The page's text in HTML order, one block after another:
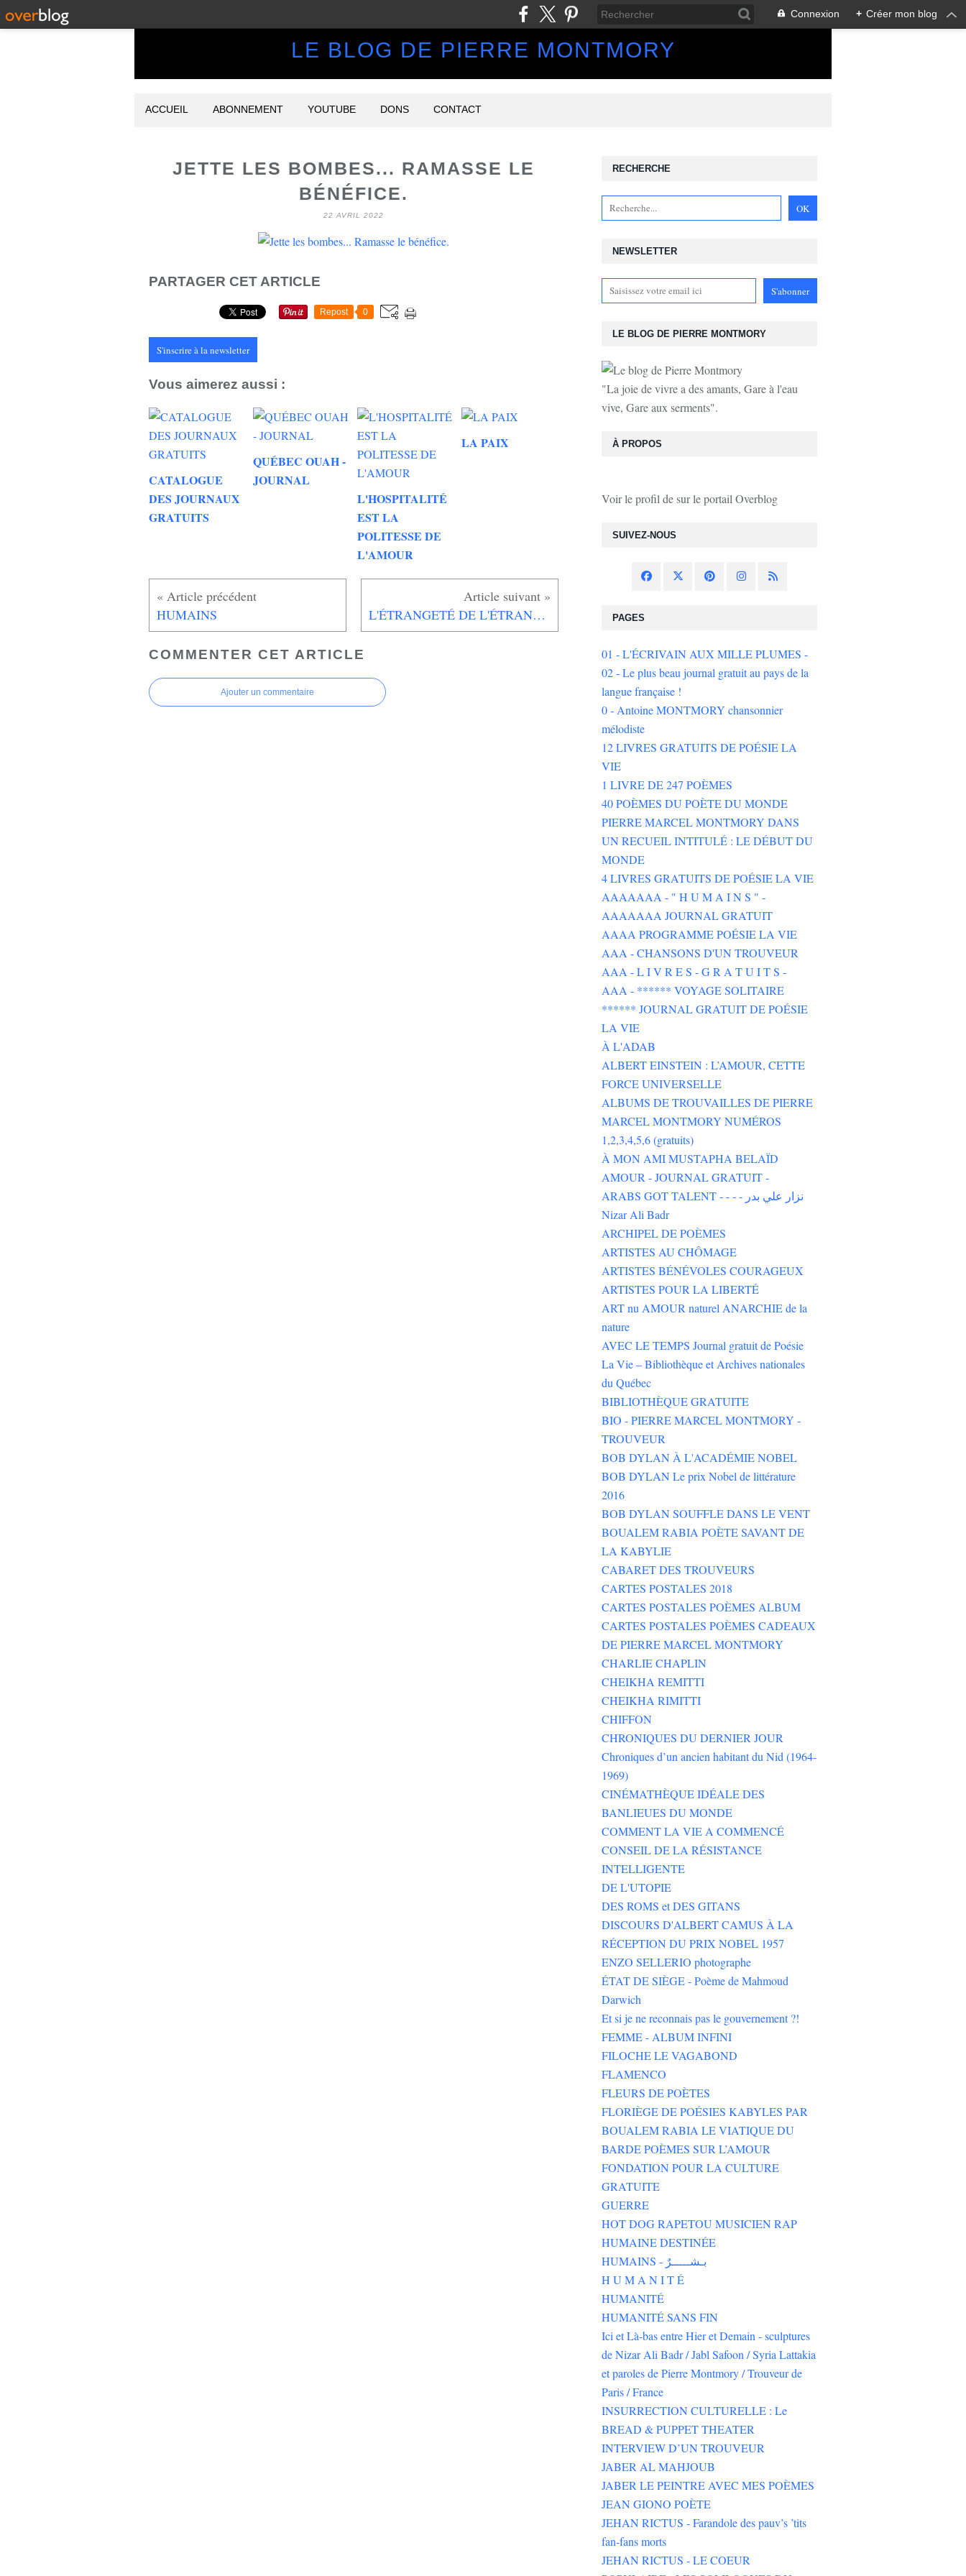
Connexion + Créer mon blog
LE BLOG DE PIERRE MONTMORY
ACCUEIL ABONNEMENT YOUTUBE DONS CONTACT
JETTE LES BOMBES... RAMASSE LE
BÉNÉFICE.
22 AVRIL 2022
PARTAGER CET ARTICLE
Repost 0
S'inscrire à la newsletter
Vous aimerez aussi :
CATALOGUE
DES JOURNAUX
GRATUITS
QUÉBEC OUAH -
JOURNAL
L'HOSPITALITÉ
EST LA
POLITESSE DE
L'AMOUR
LA PAIX
HUMAINS L'ÉTRANGETÉ DE L'ÉTRANGER
COMMENTER CET ARTICLE
Ajouter un commentaire
NEWSLETTER
SUIVEZ-NOUS
RECHERCHE
LE BLOG DE PIERRE MONTMORY
"La joie de vivre a des amants, Gare à l'eau
vive, Gare aux serments".
À PROPOS
Voir le profil desur le portail Overblog
PAGES
01 - L'ÉCRIVAIN AUX MILLE PLUMES -
02 - Le plus beau journal gratuit au pays de la
langue française !
0 - Antoine MONTMORY chansonnier
mélodiste
12 LIVRES GRATUITS DE POÉSIE LA
VIE
1 LIVRE DE 247 POÈMES
40 POÈMES DU POÈTE DU MONDE
PIERRE MARCEL MONTMORY DANS
UN RECUEIL INTITULÉ : LE DÉBUT DU
MONDE
4 LIVRES GRATUITS DE POÉSIE LA VIE
AAAAAAA - " H U M A I N S " -
AAAAAAA JOURNAL GRATUIT
AAAA PROGRAMME POÉSIE LA VIE
AAA - CHANSONS D'UN TROUVEUR
AAA - L I V R E S - G R A T U I T S -
AAA - ****** VOYAGE SOLITAIRE
****** JOURNAL GRATUIT DE POÉSIE
LA VIE
À L'ADAB
ALBERT EINSTEIN : L’AMOUR, CETTE
FORCE UNIVERSELLE
ALBUMS DE TROUVAILLES DE PIERRE
MARCEL MONTMORY NUMÉROS
1,2,3,4,5,6 (gratuits)
À MON AMI MUSTAPHA BELAÏD
AMOUR - JOURNAL GRATUIT -
ARABS GOT TALENT - - - - نزار علي بدر
Nizar Ali Badr
ARCHIPEL DE POÈMES
ARTISTES AU CHÔMAGE
ARTISTES BÉNÉVOLES COURAGEUX
ARTISTES POUR LA LIBERTÉ
ART nu AMOUR naturel ANARCHIE de la
nature
AVEC LE TEMPS Journal gratuit de Poésie
La Vie – Bibliothèque et Archives nationales
du Québec
BIBLIOTHÈQUE GRATUITE
BIO - PIERRE MARCEL MONTMORY -
TROUVEUR
BOB DYLAN À L'ACADÉMIE NOBEL
BOB DYLAN Le prix Nobel de littérature
2016
BOB DYLAN SOUFFLE DANS LE VENT
BOUALEM RABIA POÈTE SAVANT DE
LA KABYLIE
CABARET DES TROUVEURS
CARTES POSTALES 2018
CARTES POSTALES POÈMES ALBUM
CARTES POSTALES POÈMES CADEAUX
DE PIERRE MARCEL MONTMORY
CHARLIE CHAPLIN
CHEIKHA REMITTI
CHEIKHA RIMITTI
CHIFFON
CHRONIQUES DU DERNIER JOUR
Chroniques d’un ancien habitant du Nid (1964-
1969)
CINÉMATHÈQUE IDÉALE DES
BANLIEUES DU MONDE
COMMENT LA VIE A COMMENCÉ
CONSEIL DE LA RÉSISTANCE
INTELLIGENTE
DE L'UTOPIE
DES ROMS et DES GITANS
DISCOURS D'ALBERT CAMUS À LA
RÉCEPTION DU PRIX NOBEL 1957
ENZO SELLERIO photographe
ÉTAT DE SIÈGE - Poème de Mahmoud
Darwich
Et si je ne reconnais pas le gouvernement ?!
FEMME - ALBUM INFINI
FILOCHE LE VAGABOND
FLAMENCO
FLEURS DE POÈTES
FLORIÈGE DE POÉSIES KABYLES PAR
BOUALEM RABIA LE VIATIQUE DU
BARDE POÈMES SUR L’AMOUR
FONDATION POUR LA CULTURE
GRATUITE
GUERRE
HOT DOG RAPETOU MUSICIEN RAP
HUMAINE DESTINÉE
HUMAINS - بـشـــــرٌ
H U M A N I T É
HUMANITÉ
HUMANITÉ SANS FIN
Ici et Là-bas entre Hier et Demain - sculptures
de Nizar Ali Badr / Jabl Safoon / Syria Lattakia
et paroles de Pierre Montmory / Trouveur de
Paris / France
INSURRECTION CULTURELLE : Le
BREAD & PUPPET THEATER
INTERVIEW D’UN TROUVEUR
JABER AL MAHJOUB
JABER LE PEINTRE AVEC MES POÈMES
JEAN GIONO POÈTE
JEHAN RICTUS - Farandole des pauv’s ’tits
fan-fans morts
JEHAN RICTUS - LE COEUR